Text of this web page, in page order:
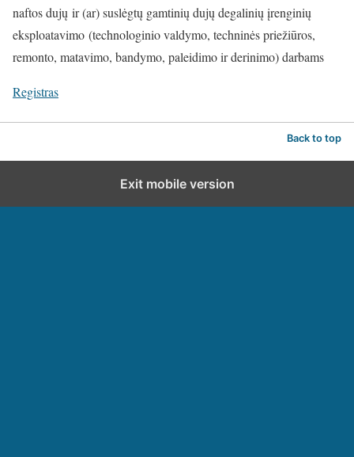
naftos dujų ir (ar) suslėgtų gamtinių dujų degalinių įrenginių
eksploatavimo (technologinio valdymo, techninės priežiūros,
remonto, matavimo, bandymo, paleidimo ir derinimo) darbams
Registras
Back to top
Exit mobile version